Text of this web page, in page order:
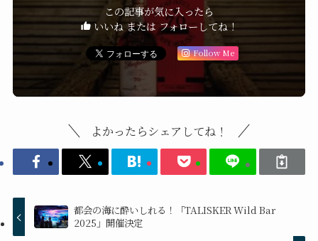
この記事が気に入ったら
いいね または フォローしてね！
Follow Me
よかったらシェアしてね！
都会の海に酔いしれる！「TALISKER Wild Bar
2025」開催決定